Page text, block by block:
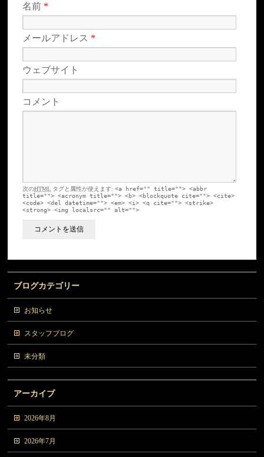
名前 *
メールアドレス *
ウェブサイト
コメント
次のHTML タグと属性が使えます:<a href="" title=""> <abbr
title=""> <acronym title=""> <b> <blockquote cite=""> <cite>
<code> <del datetime=""> <em> <i> <q cite=""> <strike>
<strong> <img localsrc="" alt="">
ブログカテゴリー
お知らせ
スタッフブログ
未分類
アーカイブ
2026年8月
2026年7月